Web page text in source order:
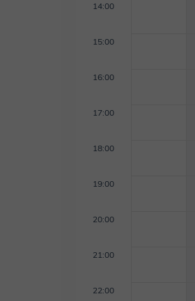
14:00
15:00
16:00
17:00
18:00
19:00
20:00
21:00
22:00